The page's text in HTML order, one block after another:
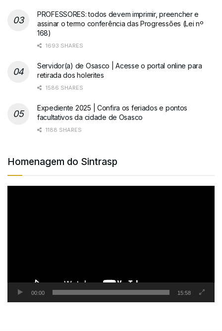
PROFESSORES: todos devem imprimir, preencher e
assinar o termo conferência das Progressões (Lei nº
168)
1693 SHARES
Servidor(a) de Osasco | Acesse o portal online para
retirada dos holerites
1586 SHARES
Expediente 2025 | Confira os feriados e pontos
facultativos da cidade de Osasco
1188 SHARES
Homenagem do Sintrasp
00:00 15:58